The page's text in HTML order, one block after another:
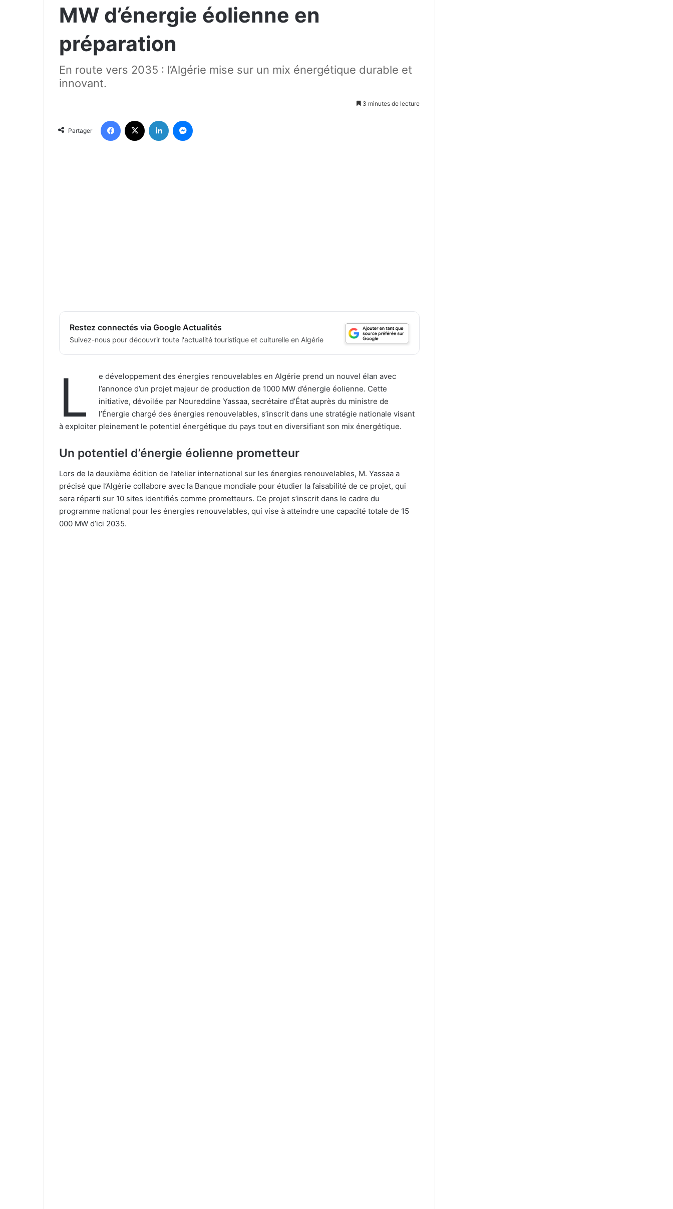
MW d’énergie éolienne en
préparation
En route vers 2035 : l’Algérie mise sur un mix énergétique durable et
innovant.
3 minutes de lecture
Partager
Restez connectés via Google Actualités
Suivez-nous pour découvrir toute l'actualité touristique et culturelle en Algérie
L
e développement des énergies renouvelables en Algérie prend un nouvel élan avec
l’annonce d’un projet majeur de production de 1000 MW d’énergie éolienne. Cette
initiative, dévoilée par Noureddine Yassaa, secrétaire d’État auprès du ministre de
l’Énergie chargé des énergies renouvelables, s’inscrit dans une stratégie nationale visant
à exploiter pleinement le potentiel énergétique du pays tout en diversifiant son mix énergétique.
Un potentiel d’énergie éolienne prometteur
Lors de la deuxième édition de l’atelier international sur les énergies renouvelables, M. Yassaa a
précisé que l’Algérie collabore avec la Banque mondiale pour étudier la faisabilité de ce projet, qui
sera réparti sur 10 sites identifiés comme prometteurs. Ce projet s’inscrit dans le cadre du
programme national pour les énergies renouvelables, qui vise à atteindre une capacité totale de 15
000 MW d’ici 2035.